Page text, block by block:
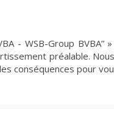
- WSB-Group
préalable.
conséquences pour
– à toute personne